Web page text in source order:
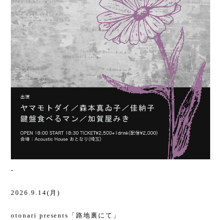
-
2026.9.14(月)
otonari presents「路地裏にて」